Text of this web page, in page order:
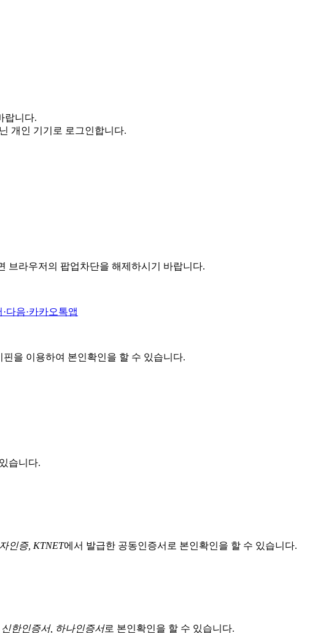
랍니다.
개인 기기로 로그인합니다.
브라우저의 팝업차단을 해제하시기 바랍니다.
다음·카카오톡앱
핀을 이용하여 본인확인을 할 수 있습니다.
습니다.
인증, KTNET에서 발급한 공동인증서로 본인확인을 할 수 있습니다.
한인증서, 하나인증서로 본인확인을 할 수 있습니다.